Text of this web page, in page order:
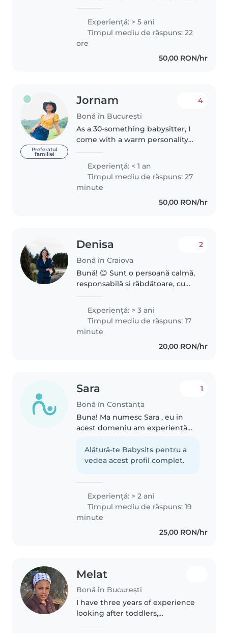
from toddlers to school-aged
kids. I speak English, French, and
Romanian, and I..
Experienţă: > 5 ani
Timpul mediu de răspuns: 22
ore
50,00 RON/hr
Preferatul
familiei
Jornam
Bonă în București
4
As a 30-something babysitter, I
come with a warm personality
fluent in English, Romanian, and
Tagalog, making me a great fit
for multilingual households...
Experienţă: < 1 an
Timpul mediu de răspuns: 27
minute
50,00 RON/hr
Denisa
Bonă în Craiova
2
Bună! 😊 Sunt o persoană calmă,
responsabilă și răbdătoare, cu
să petrec timp cu cei mici, să mă
joc cu ei și să îi ajut să învețe
lucruri noi într-un..
Experienţă: > 3 ani
Timpul mediu de răspuns: 17
minute
20,00 RON/hr
Sara
Bonă în Constanța
1
Buna! Ma numesc Sara , eu in
acest domeniu am experiență
am petrecut mulți ani împreună
și am avut grijă de ei. Sunt
Alătură-te Babysits pentru a
vedea acest profil complet.
Experienţă: > 2 ani
Timpul mediu de răspuns: 19
minute
25,00 RON/hr
Melat
Bonă în București
I have three years of experience
looking after toddlers,